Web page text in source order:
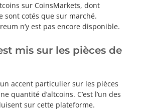
sur CoinsMarkets, dont
sont cotés que sur marché.
n’y est pas encore disponible.
mis sur les pièces de
accent particulier sur les pièces
quantité d’altcoins. C’est l’un des
sur cette plateforme.